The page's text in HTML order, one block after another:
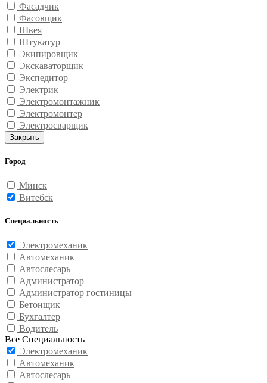
Фасадчик
Фасовщик
Швея
Штукатур
Экипировщик
Экскаваторщик
Экспедитор
Электрик
Электромонтажник
Электромонтер
Электросварщик
Закрыть
Город
Минск
Витебск
Специальность
Электромеханик
Автомеханик
Автослесарь
Администратор
Администратор гостиницы
Бетонщик
Бухгалтер
Водитель
Все Специальность
Электромеханик
Автомеханик
Автослесарь